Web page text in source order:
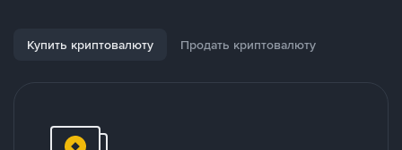
Купить криптовалюту Продать криптовалюту